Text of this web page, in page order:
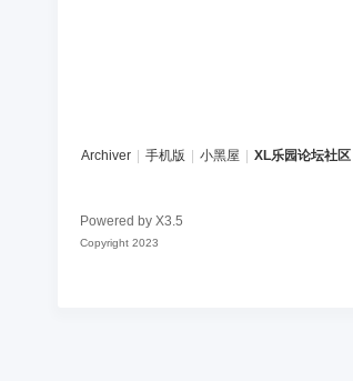
Archiver 手机版 小黑屋 XL乐园论坛社区
Powered by X3.5
Copyright 2023